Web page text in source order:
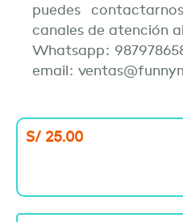
puedes
canales de atención
Whatsapp:
email:
S/ 25.00